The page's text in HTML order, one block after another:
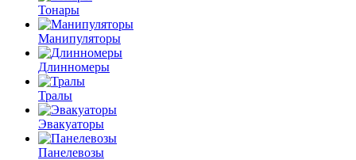
Тонары
Манипуляторы
Длинномеры
Тралы
Эвакуаторы
Панелевозы